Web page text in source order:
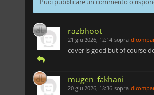
Puoi pubblicare un commento o
razbhoot
21 giu 2026, 12:14 sopra
cover is good but of course
mugen_fakhani
20 giu 2026, 18:36 sopra